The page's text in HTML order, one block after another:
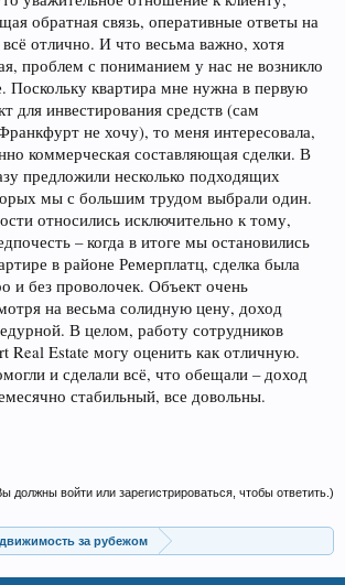
обратная связь, оперативные ответы на
отлично. И что весьма важно, хотя
проблем с пониманием у нас не возникло
Поскольку квартира мне нужна в первую
для инвестирования средств (сам
не хочу), то меня интересовала,
коммерческая составляющая сделки. В
предложили несколько подходящих
мы с большим трудом выбрали один.
относились исключительно к тому,
– когда в итоге мы остановились
в районе Ремерплатц, сделка была
и без проволочек. Объект очень
на весьма солидную цену, доход
В целом, работу сотрудников
Real Estate могу оценить как отличную.
и сделали всё, что обещали – доход
стабильный, все довольны.
должны войти или зарегистрироваться, чтобы ответить.)
за рубежом